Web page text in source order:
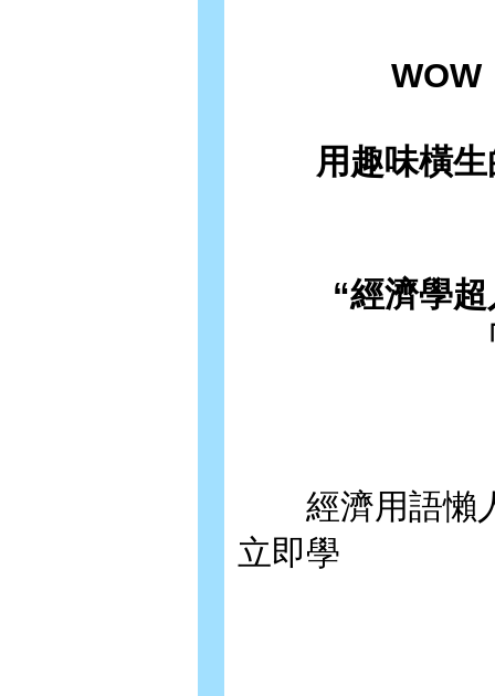
WOW！
用趣味橫生
“經濟學超
經濟用語懶人
立即學